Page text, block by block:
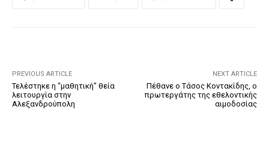
PREVIOUS ARTICLE
Τελέστηκε η “μαθητική” θεία
λειτουργία στην
Αλεξανδρούπολη
NEXT ARTICLE
Πέθανε ο Τάσος Κοντακίδης, ο
πρωτεργάτης της εθελοντικής
αιμοδοσίας